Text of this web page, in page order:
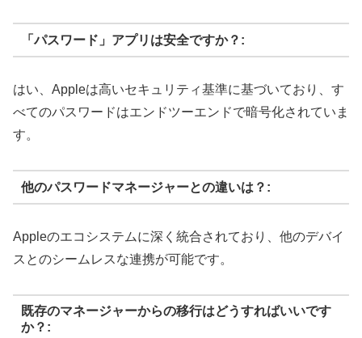
「パスワード」アプリは安全ですか？:
はい、Appleは高いセキュリティ基準に基づいており、す
べてのパスワードはエンドツーエンドで暗号化されていま
す。
他のパスワードマネージャーとの違いは？:
Appleのエコシステムに深く統合されており、他のデバイ
スとのシームレスな連携が可能です。
既存のマネージャーからの移行はどうすればいいです
か？: